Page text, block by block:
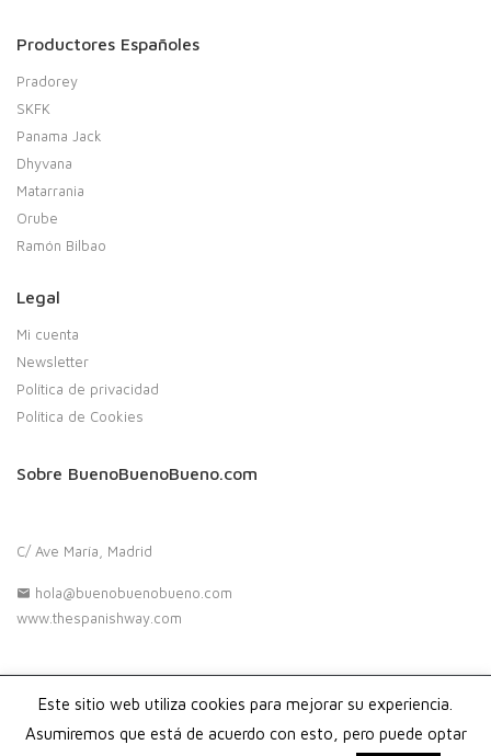
Productores Españoles
Pradorey
SKFK
Panama Jack
Dhyvana
Matarrania
Orube
Ramón Bilbao
Legal
Mi cuenta
Newsletter
Política de privacidad
Política de Cookies
Sobre BuenoBuenoBueno.com
C/ Ave María, Madrid
hola@buenobuenobueno.com
www.thespanishway.com
Copyright 2020. Buenobuenobueno.com - Todos los derechos
reservados
Este sitio web utiliza cookies para mejorar su experiencia.
Asumiremos que está de acuerdo con esto, pero puede optar